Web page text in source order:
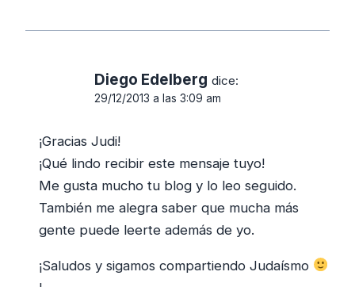
Diego Edelberg dice:
29/12/2013 a las 3:09 am
¡Gracias Judi!
¡Qué lindo recibir este mensaje tuyo!
Me gusta mucho tu blog y lo leo seguido.
También me alegra saber que mucha más
gente puede leerte además de yo.
¡Saludos y sigamos compartiendo Judaísmo